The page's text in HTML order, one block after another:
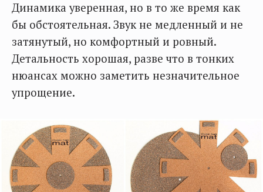
Динамика уверенная, но в то же время как
бы обстоятельная. Звук не медленный и не
затянутый, но комфортный и ровный.
Детальность хорошая, разве что в тонких
нюансах можно заметить незначительное
упрощение.